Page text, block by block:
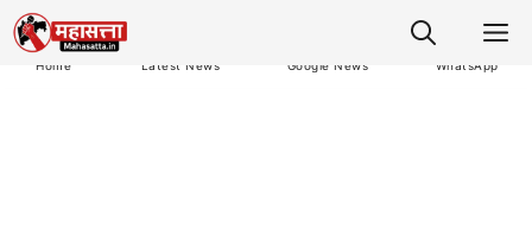
Home Latest News Google News WhatsApp